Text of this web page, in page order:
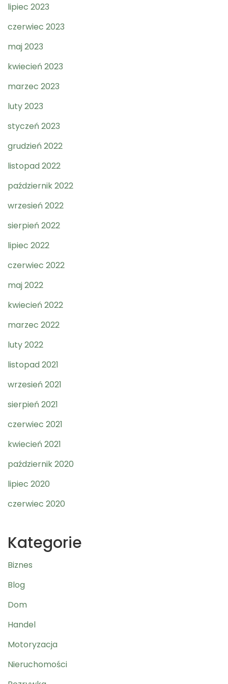
lipiec 2023
czerwiec 2023
maj 2023
kwiecień 2023
marzec 2023
luty 2023
styczeń 2023
grudzień 2022
listopad 2022
październik 2022
wrzesień 2022
sierpień 2022
lipiec 2022
czerwiec 2022
maj 2022
kwiecień 2022
marzec 2022
luty 2022
listopad 2021
wrzesień 2021
sierpień 2021
czerwiec 2021
kwiecień 2021
październik 2020
lipiec 2020
czerwiec 2020
Kategorie
Biznes
Blog
Dom
Handel
Motoryzacja
Nieruchomości